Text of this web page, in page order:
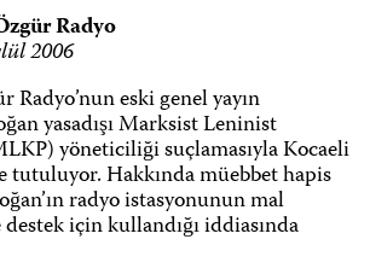
Radyo
2006
eski genel yayın
yasadışı Marksist Leninist
yöneticiliği suçlamasıyla Kocaeli
tutuluyor. Hakkında müebbet hapis
radyo istasyonunun mal
destek için kullandığı iddiasında